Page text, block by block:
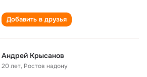
Добавить в друзья
Андрей Крысанов
20 лет, Ростов надону